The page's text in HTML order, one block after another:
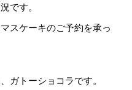
です。
スケーキのご予約を承っ
ガトーショコラです。